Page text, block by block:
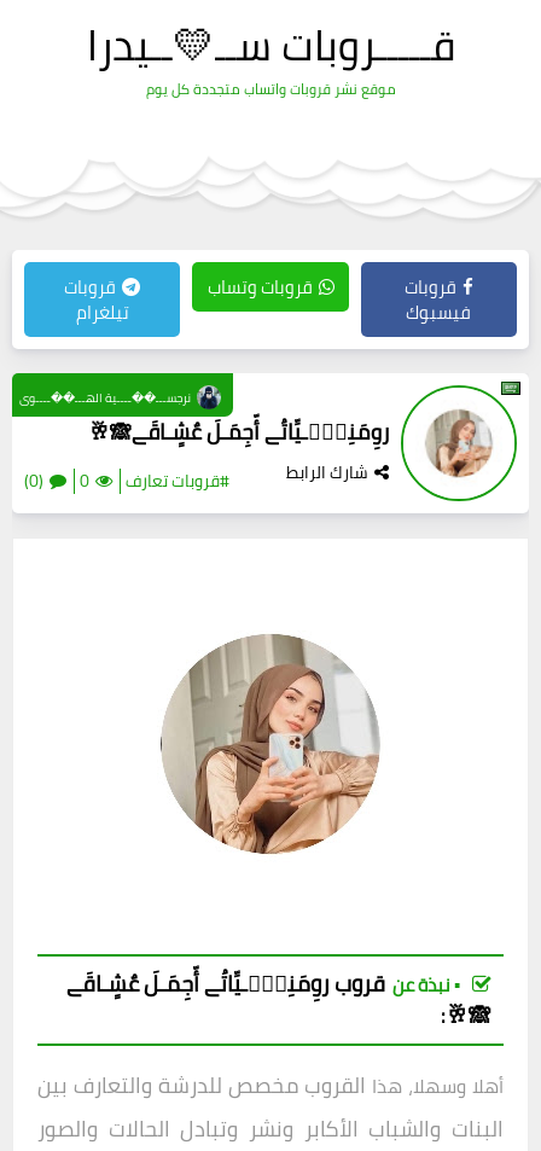
قـــــروبات ســ💛ــيدرا
موقع نشر قروبات واتساب متجددة كل يوم
قروبات
فيسبوك
قروبات وتساب قروبات
تيلغرام
روِمَنِسۣۗـيِّاتُے أّجِمَـلَ عٌشٍـاقَے🙈🥂
شارك الرابط #قروبات تعارف 0
(0)
نرجســـ��ــــية الهـــ��ــــوى
▪︎ نبذة عن قروبروِمَنِسۣۗـيِّاتُے أّجِمَـلَ عٌشٍـاقَے
🙈🥂
:
أهلا وسهلا، هذا القروب مخصص للدرشة والتعارف بين
البنات والشباب الأكابر ونشر وتبادل الحالات والصور